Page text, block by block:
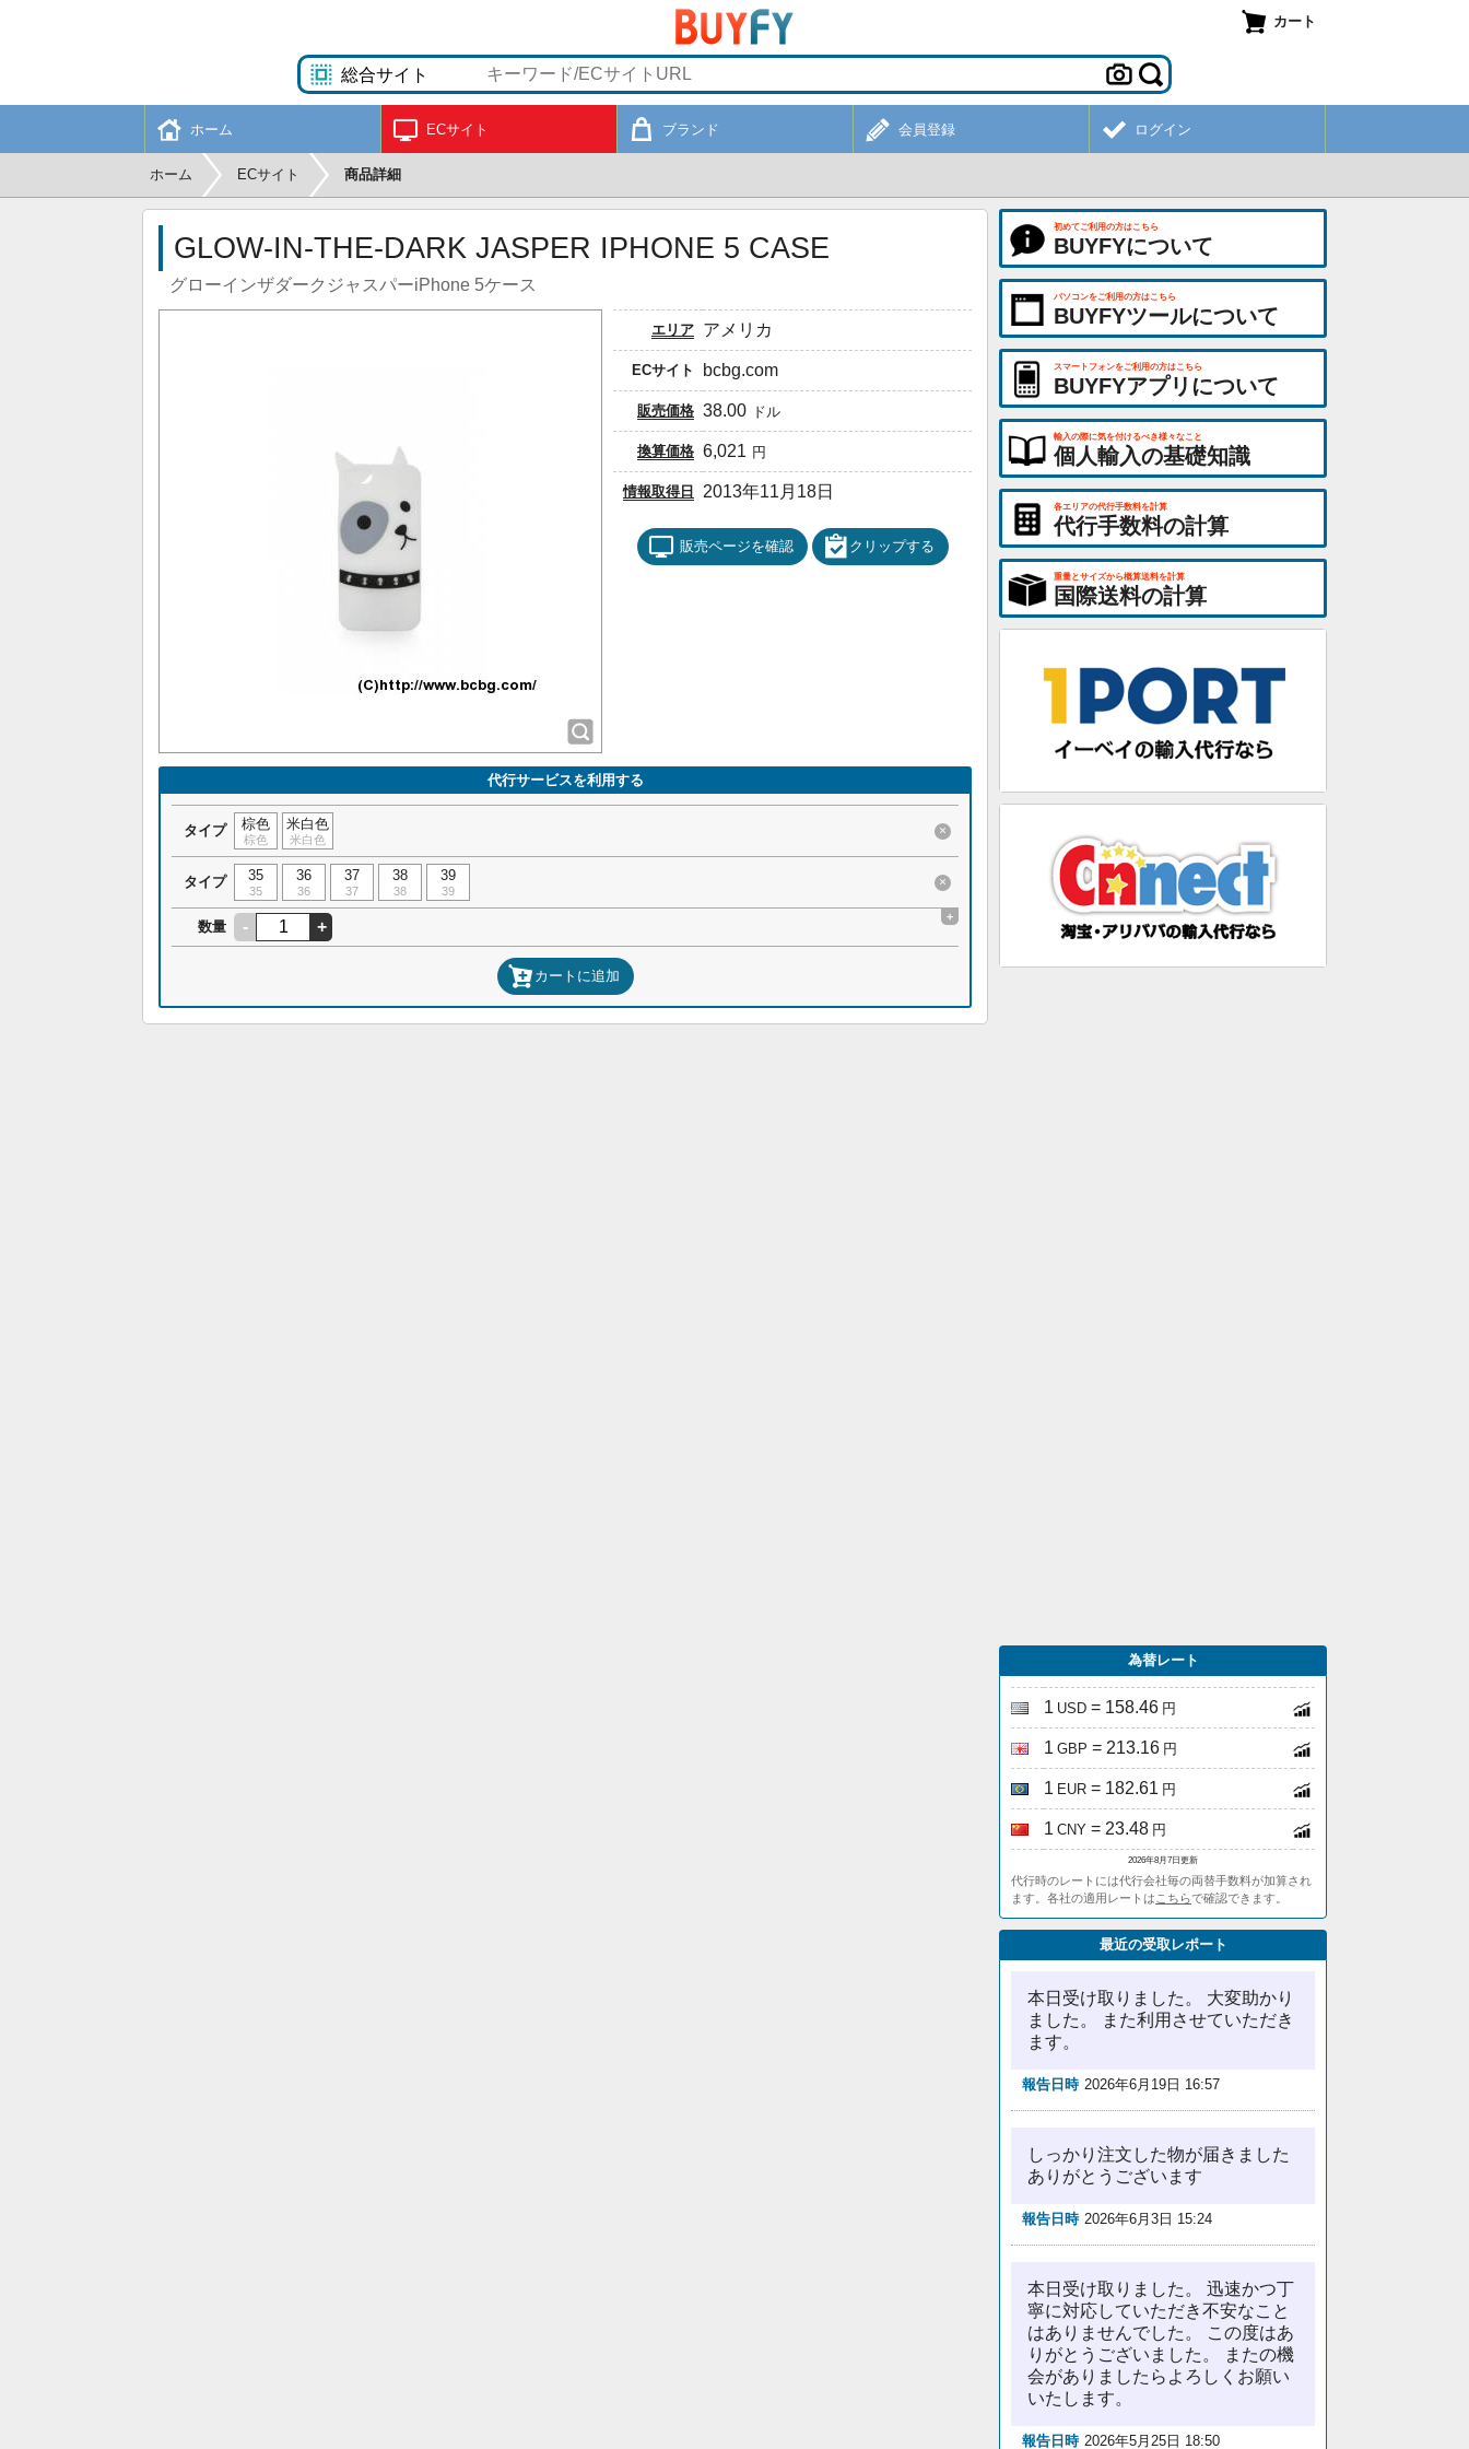
カート
ホーム ECサイト ブランド 会員登録 ログイン
ホーム ECサイト 商品詳細
GLOW-IN-THE-DARK JASPER IPHONE 5 CASE
グローインザダークジャスパーiPhone 5ケース
エリア アメリカ
ECサイト bcbg.com
販売価格 38.00 ドル
換算価格 6,021 円
情報取得日 2013年11月18日
販売ページを確認 クリップする
代行サービスを利用する
タイプ 棕色
棕色
米白色
米白色
×
タイプ 35
35
36
36
37
37
38
38
39
39
×
数量 - +
+
カートに追加
初めてご利用の方はこちら
BUYFYについて
パソコンをご利用の方はこちら
BUYFYツールについて
スマートフォンをご利用の方はこちら
BUYFYアプリについて
輸入の際に気を付けるべき様々なこと
個人輸入の基礎知識
各エリアの代行手数料を計算
代行手数料の計算
重量とサイズから概算送料を計算
国際送料の計算
為替レート
1 USD = 158.46 円
1 GBP = 213.16 円
1 EUR = 182.61 円
1 CNY = 23.48 円
2026年8月7日更新
代行時のレートには代行会社毎の両替手数料が加算され
ます。各社の適用レートは こちらで確認できます。
最近の受取レポート
本日受け取りました。 大変助かり
ました。 また利用させていただき
ます。
報告日時 2026年6月19日 16:57
しっかり注文した物が届きました
ありがとうございます
報告日時 2026年6月3日 15:24
本日受け取りました。 迅速かつ丁
寧に対応していただき不安なこと
はありませんでした。 この度はあ
りがとうございました。 またの機
会がありましたらよろしくお願い
いたします。
報告日時 2026年5月25日 18:50